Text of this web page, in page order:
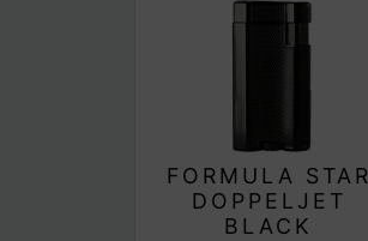
FORMULA STAR
DOPPELJET
BLACK